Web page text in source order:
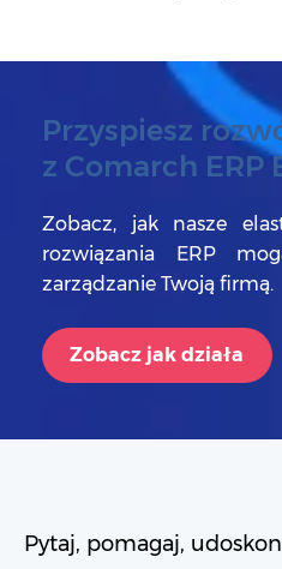
Przyspiesz
z Comarch ERP
Zobacz, jak nasze
rozwiązania ERP
zarządzanie Twoją firmą.
Zobacz jak działa
Pytaj, pomagaj,